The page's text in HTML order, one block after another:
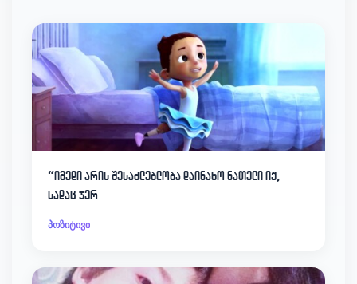
“იმედი არის შესაძლებლობა დაინახო ნათელი იქ,
სადაც ჯერ
პოზიტივი